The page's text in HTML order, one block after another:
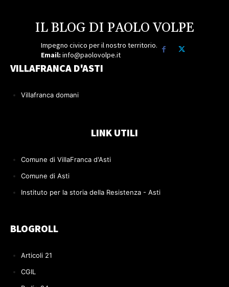
IL BLOG DI PAOLO VOLPE
Impegno civico per il nostro territorio.
Email: info@paolovolpe.it
VILLAFRANCA D'ASTI
Villafranca domani
LINK UTILI
Comune di VillaFranca d'Asti
Comune di Asti
Instituto per la storia della Resistenza - Asti
BLOGROLL
Articoli 21
CGIL